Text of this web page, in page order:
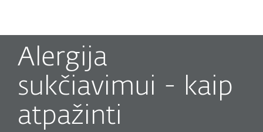
Alergija
sukčiavimui - kaip
atpažinti